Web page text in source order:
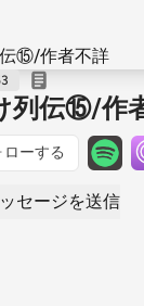
列伝⑮/作
ローする
セージを送信